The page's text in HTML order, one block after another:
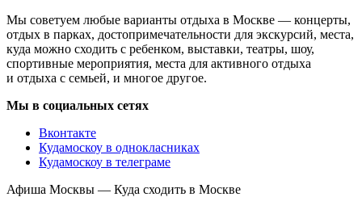
Мы советуем любые варианты отдыха в Москве — концерты,
отдых в парках, достопримечательности для экскурсий, места,
куда можно сходить с ребенком, выставки, театры, шоу,
спортивные мероприятия, места для активного отдыха
и отдыха с семьей, и многое другое.
Мы в социальных сетях
Вконтакте
Кудамоскоу в однокласниках
Кудамоскоу в телеграме
Афиша Москвы — Куда сходить в Москве